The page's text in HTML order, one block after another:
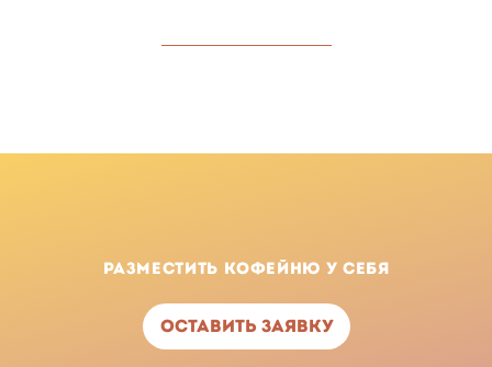
Разместить кофейню у себя
Оставить заявку